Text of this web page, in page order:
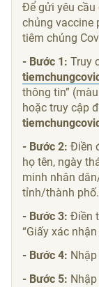
Để gửi yêu
chủng vaccine
tiêm chủng
- Bước 1: Truy
thông tin”
hoặc truy cập
- Bước 2: Điền
họ tên, ngày
minh nhân
tỉnh/thành
- Bước 3: Điền
“Giấy xác
- Bước 4:
- Bước 5: